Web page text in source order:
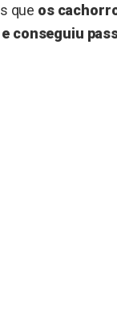
que os
conseguiu